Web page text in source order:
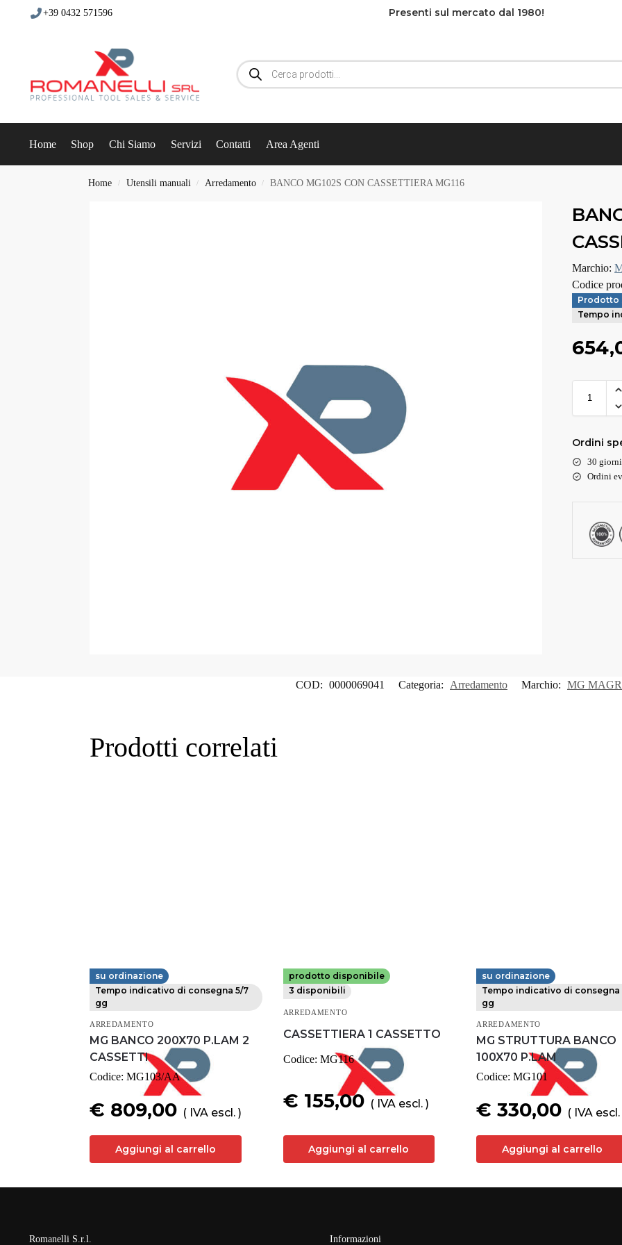
+39 0432 571596 Presenti sul mercato dal 1980!
Home Shop Chi Siamo Servizi Contatti Area Agenti
Home / Utensili manuali / Arredamento / BANCO MG102S CON CASSETTIERA MG116
Marchio:
Codice
Prodotto
Tempo
Ordini
30
Ordini
COD: 0000069041 Categoria: Arredamento Marchio: MG
Prodotti correlati
MG MAGRINI
su ordinazione
Tempo indicativo di consegna 5/7
gg
ARREDAMENTO
MG BANCO 200X70 P.LAM 2
CASSETTI
Codice: MG103/AA
€ 809,00 ( IVA escl. )
Aggiungi al carrello
MG MAGRINI
prodotto disponibile
3 disponibili
ARREDAMENTO
CASSETTIERA 1 CASSETTO
Codice: MG116
€ 155,00 ( IVA escl. )
Aggiungi al carrello
MG MAGRINI
su ordinazione
Tempo indicativo di consegna
gg
ARREDAMENTO
MG STRUTTURA BANCO
100X70 P.LAM
Codice: MG101
€ 330,00 ( IVA escl.
Aggiungi al carrello
Romanelli S.r.l. Informazioni